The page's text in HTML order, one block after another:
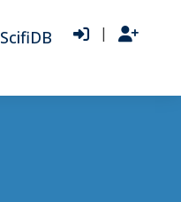
ScifiDB |